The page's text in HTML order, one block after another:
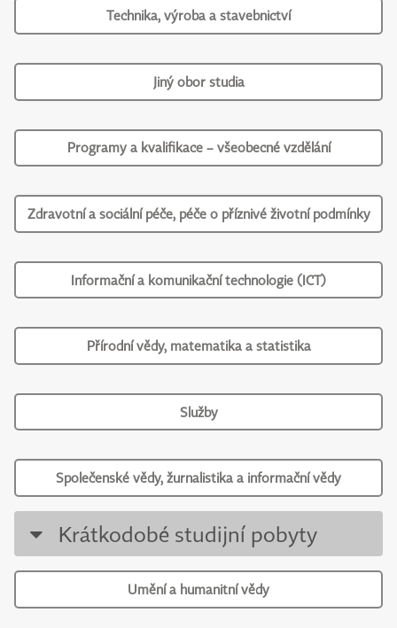
Technika, výroba a stavebnictví
Jiný obor studia
Programy a kvalifikace – všeobecné vzdělání
Zdravotní a sociální péče, péče o příznivé životní podmínky
Informační a komunikační technologie (ICT)
Přírodní vědy, matematika a statistika
Služby
Společenské vědy, žurnalistika a informační vědy
Krátkodobé studijní pobyty
Umění a humanitní vědy